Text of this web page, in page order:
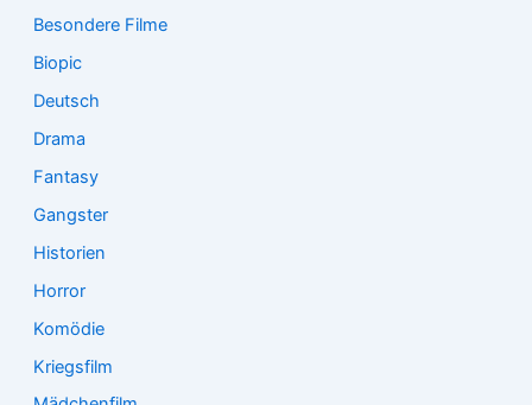
Besondere Filme
Biopic
Deutsch
Drama
Fantasy
Gangster
Historien
Horror
Komödie
Kriegsfilm